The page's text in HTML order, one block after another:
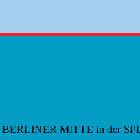
MITTE in der